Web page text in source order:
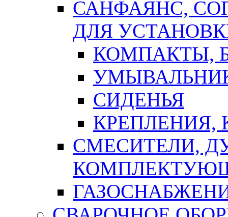
САНФАЯНС,
ДЛЯ
КОМПАКТЫ,
СИДЕНЬЯ
СМЕСИТЕЛИ,